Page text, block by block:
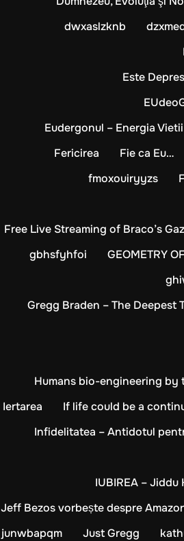
dwxaslzknb
Este
Eudergonul – Energia
Fericirea
Fie ca Eu…
fmoxouiryyzs
Free Live Streaming of Braco’s
gbhsfyhfoi
GEOMETRY
Gregg Braden – The Deepest
Humans bio-engineering by
Iertarea
If life could be a
Infidelitatea – Antidotul
IUBIREA – Jiddu
Jeff Bezos vorbește despre
junwbapqm
Just Gregg